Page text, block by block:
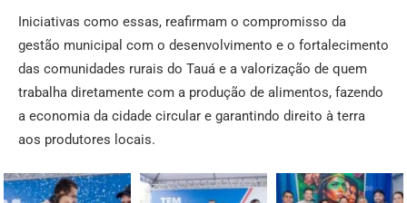
Iniciativas como essas, reafirmam o compromisso da
gestão municipal com o desenvolvimento e o fortalecimento
das comunidades rurais do Tauá e a valorização de quem
trabalha diretamente com a produção de alimentos, fazendo
a economia da cidade circular e garantindo direito à terra
aos produtores locais.